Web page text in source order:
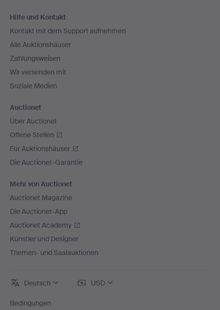
Navigation
Hilfe und Kontakt
Kontakt mit dem Support aufnehmen
Alle Auktionshäuser
Zahlungsweisen
Wir versenden mit
Soziale Medien
Auctionet
Über Auctionet
Offene Stellen
Für Auktionshäuser
Die Auctionet-Garantie
Mehr von Auctionet
Auctionet Magazine
Die Auctionet-App
Auctionet Academy
Künstler und Designer
Themen- und Saalauktionen
Deutsch USD
Bedingungen